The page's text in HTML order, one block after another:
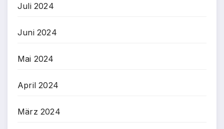
Juli 2024
Juni 2024
Mai 2024
April 2024
März 2024